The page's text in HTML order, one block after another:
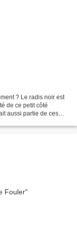
? Le radis noir est
de ce petit côté
aussi partie de ces